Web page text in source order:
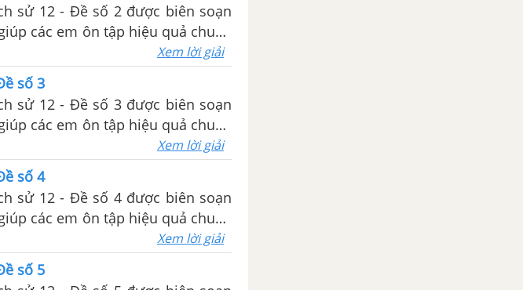
sử 12 - Đề số 2 được biên soạn
các em ôn tập hiệu quả chuẩn
Xem lời giải
số 3
sử 12 - Đề số 3 được biên soạn
các em ôn tập hiệu quả chuẩn
Xem lời giải
số 4
sử 12 - Đề số 4 được biên soạn
các em ôn tập hiệu quả chuẩn
Xem lời giải
số 5